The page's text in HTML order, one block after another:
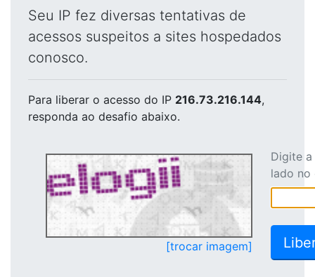
Seu IP fez diversas tentativas de
acessos suspeitos a sites hospedados
conosco.
Para liberar o acesso do IP 216.73.216.144,
responda ao desafio abaixo.
[trocar imagem]
Digite
lado no